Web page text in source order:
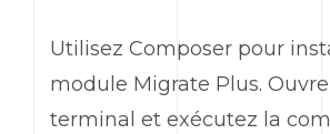
Utilisez Composer pour
module Migrate Plus.
terminal et exécutez la